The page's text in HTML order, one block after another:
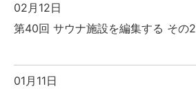
02月12日
第40回 サウナ施設を編集する その2
01月11日